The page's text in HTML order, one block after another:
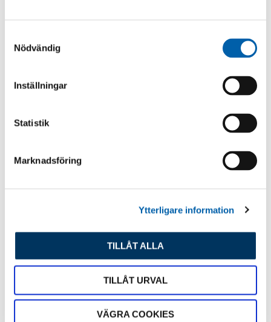
Nödvändig
Inställningar
Statistik
Marknadsföring
Ytterligare information
TILLÅT ALLA
TILLÅT URVAL
VÄGRA COOKIES
GreenMachine S Poolvärmepump för
21 995:-
PRISSTOPPAD 2025
GreenMachine M Poolvärmepump för
20 - 40 m³ pooler